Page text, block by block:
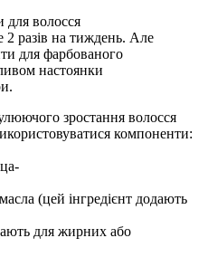
для волосся
2 разів на тиждень. Але
для фарбованого
настоянки
зростання волосся
компоненти:
(цей інгредієнт додають
для жирних або